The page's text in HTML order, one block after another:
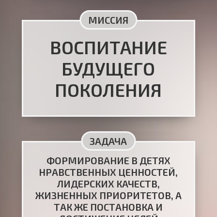
МИССИЯ
ВОСПИТАНИЕ
БУДУЩЕГО
ПОКОЛЕНИЯ
ЗАДАЧА
ФОРМИРОВАНИЕ В ДЕТЯХ
НРАВСТВЕННЫХ ЦЕННОСТЕЙ,
ЛИДЕРСКИХ КАЧЕСТВ,
ЖИЗНЕННЫХ ПРИОРИТЕТОВ, А
ТАК ЖЕ ПОСТАНОВКА И